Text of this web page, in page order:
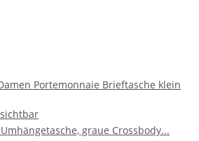
Portemonnaie Brieftasche klein